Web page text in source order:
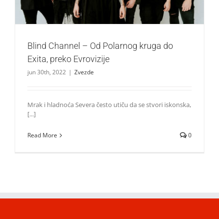
Blind Channel – Od Polarnog kruga do
Exita, preko Evrovizije
jun 30th, 2022 | Zvezde
Mrak i hladnoća Severa često utiču da se stvori iskonska,
[...]
Read More 0